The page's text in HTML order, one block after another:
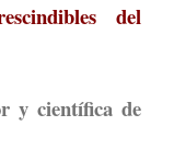
del
y científica de